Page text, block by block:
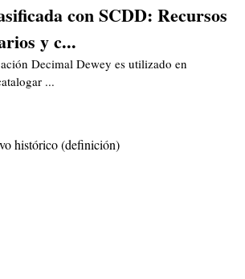
con SCDD: Recursos
y c...
Decimal Dewey es utilizado en
...